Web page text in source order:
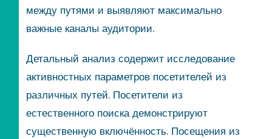
между путями и выявляют максимально
важные каналы аудитории.
Детальный анализ содержит исследование
активностных параметров посетителей из
различных путей. Посетители из
естественного поиска демонстрируют
существенную включённость. Посещения из